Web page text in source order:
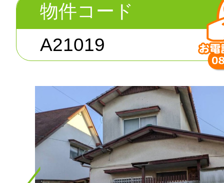
物件コード
A21019